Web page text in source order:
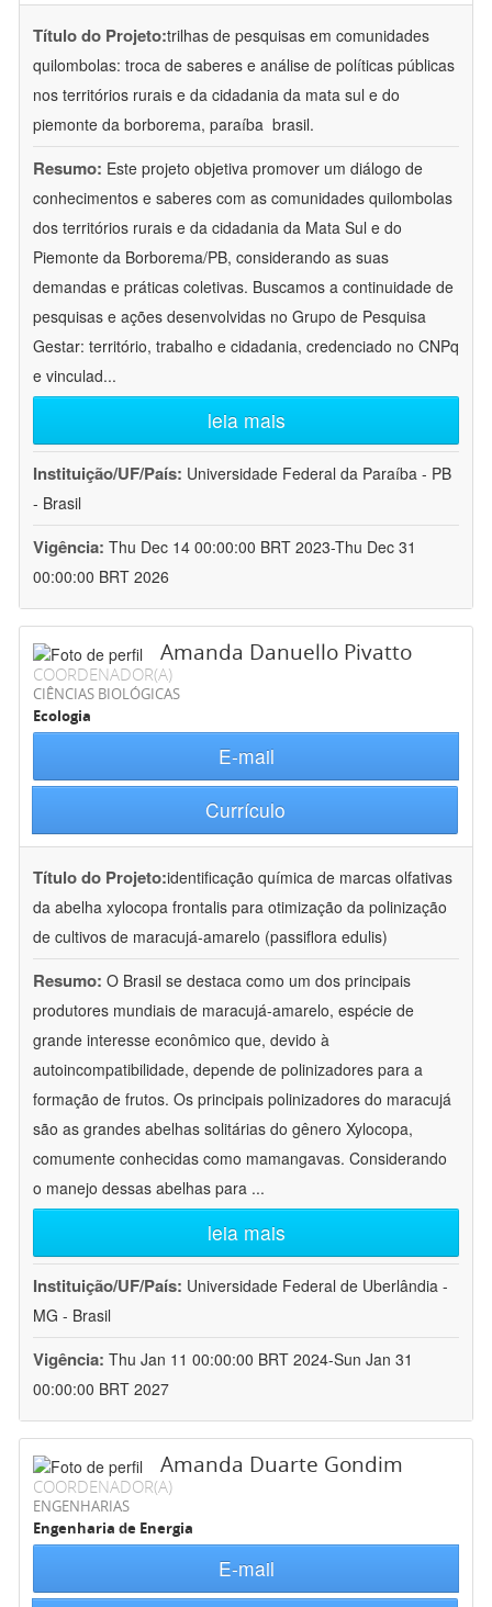
Título do Projeto:trilhas de pesquisas em comunidades
quilombolas: troca de saberes e análise de políticas públicas
nos territórios rurais e da cidadania da mata sul e do
piemonte da borborema, paraíba  brasil.
Resumo: Este projeto objetiva promover um diálogo de
conhecimentos e saberes com as comunidades quilombolas
dos territórios rurais e da cidadania da Mata Sul e do
Piemonte da Borborema/PB, considerando as suas
demandas e práticas coletivas. Buscamos a continuidade de
pesquisas e ações desenvolvidas no Grupo de Pesquisa
Gestar: território, trabalho e cidadania, credenciado no CNPq
e vinculad...
leia mais
Instituição/UF/País: Universidade Federal da Paraíba - PB
- Brasil
Vigência: Thu Dec 14 00:00:00 BRT 2023-Thu Dec 31
00:00:00 BRT 2026
Amanda Danuello Pivatto
COORDENADOR(A)
CIÊNCIAS BIOLÓGICAS
Ecologia
E-mail
Currículo
Título do Projeto:identificação química de marcas olfativas
da abelha xylocopa frontalis para otimização da polinização
de cultivos de maracujá-amarelo (passiflora edulis)
Resumo: O Brasil se destaca como um dos principais
produtores mundiais de maracujá-amarelo, espécie de
grande interesse econômico que, devido à
autoincompatibilidade, depende de polinizadores para a
formação de frutos. Os principais polinizadores do maracujá
são as grandes abelhas solitárias do gênero Xylocopa,
comumente conhecidas como mamangavas. Considerando
o manejo dessas abelhas para ...
leia mais
Instituição/UF/País: Universidade Federal de Uberlândia -
MG - Brasil
Vigência: Thu Jan 11 00:00:00 BRT 2024-Sun Jan 31
00:00:00 BRT 2027
Amanda Duarte Gondim
COORDENADOR(A)
ENGENHARIAS
Engenharia de Energia
E-mail